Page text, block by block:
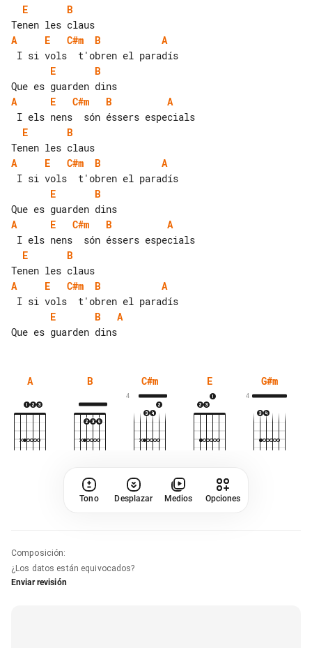
E
B
A
E C#m B
A
E
B
A
E C#m B
A
E
B
A
E C#m B
A
E
B
A
E C#m B
A
E
B
A
E C#m B
A
E
B
A
A B C#m
4
E G#m
4
Tono Desplazar Medios Opciones
Composición:
¿Los datos están equivocados?
Enviar revisión